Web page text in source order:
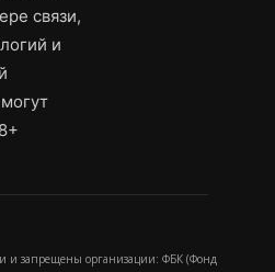
связи,
и
и запрещены организации: ФБК (Фонд